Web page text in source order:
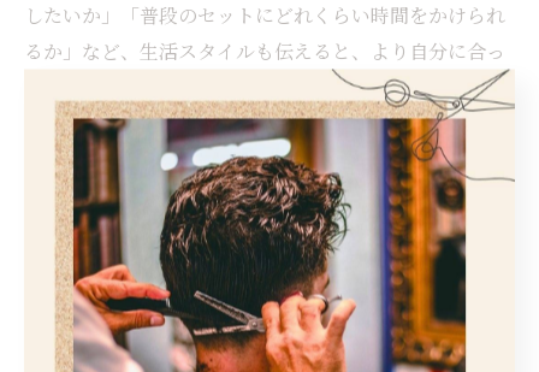
したいか」「普段のセットにどれくらい時間をかけられ
るか」など、生活スタイルも伝えると、より自分に合っ
たスタイルを提案してもらえます。これにより、納得い
く仕上がりと満足感を得られるでしょう。
理容室で納得の仕上がりを得る会話術
理容室で理想のスパイキーアフロに仕上げてもらうため
には、オーダー時の会話術がポイントとなります。仕上
がりイメージを口頭だけで伝えるのは難しいため、イメ
ージ画像や雑誌の写真を持参し、具体的な部分を指し示